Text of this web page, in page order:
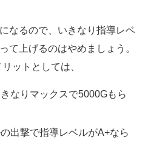
なるので、いきなり指導レベ
て上げるのはやめましょう。
ットとしては、
なりマックスで5000Gもら
出撃で指導レベルがA+なら